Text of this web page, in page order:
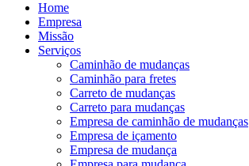
Home
Empresa
Missão
Serviços
Caminhão de mudanças
Caminhão para fretes
Carreto de mudanças
Carreto para mudanças
Empresa de caminhão de mudanças
Empresa de içamento
Empresa de mudança